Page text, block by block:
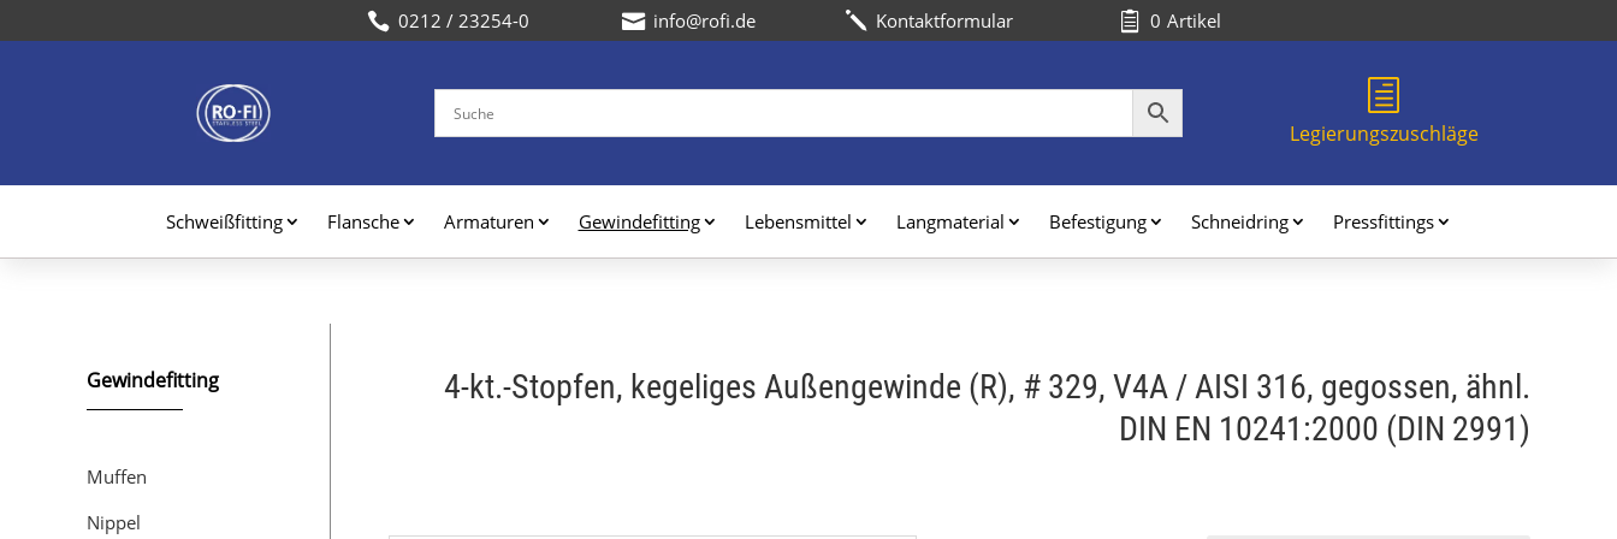
  j Kontaktformular  0 Artikel
h
Legierungszuschläge
Schweißfitting Flansche Armaturen Gewindefitting Lebensmittel Langmaterial Befestigung Schneidring Pressfittings
Gewindefitting
Muffen
Nippel
4-kt.-Stopfen, kegeliges Außengewinde (R), # 329, V4A / AISI 316, gegossen, ähnl.
DIN EN 10241:2000 (DIN 2991)